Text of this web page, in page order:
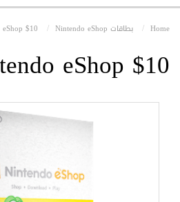
Home بطاقات Nintendo eShop $10
eShop $10